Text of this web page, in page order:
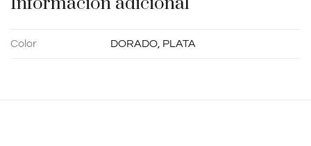
:
Color DORADO, PLATA